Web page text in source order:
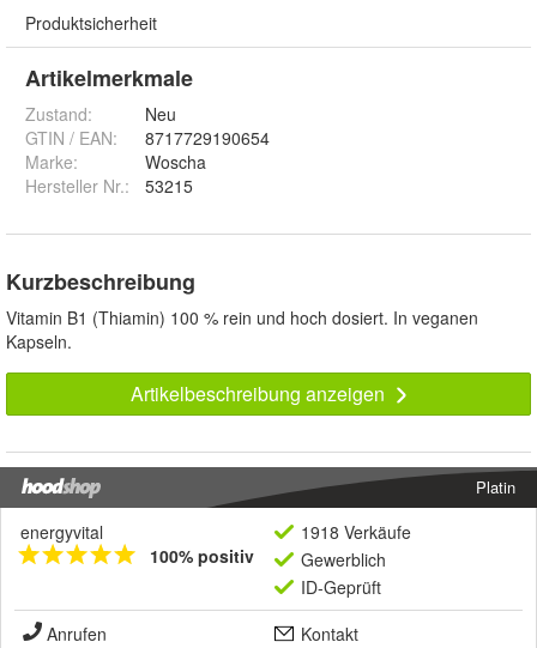
Produktsicherheit
Artikelmerkmale
Zustand:
Neu
GTIN / EAN:
8717729190654
Marke:
Woscha
Hersteller Nr.:
53215
Kurzbeschreibung
Vitamin B1 (Thiamin) 100 % rein und hoch dosiert. In veganen
Kapseln.
Artikelbeschreibung anzeigen
Platin
energyvital
100% positiv
1918 Verkäufe
Gewerblich
ID-Geprüft
Anrufen
Kontakt